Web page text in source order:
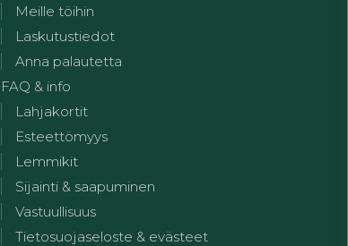
Meille töihin
Laskutustiedot
Anna palautetta
FAQ & info
Lahjakortit
Esteettömyys
Lemmikit
Sijainti & saapuminen
Vastuullisuus
Tietosuojaseloste & evästeet